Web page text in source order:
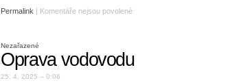
Permalink | Komentáře nejsou povolené
Nezařazené
Oprava vodovodu
25. 4. 2025 – 0:06